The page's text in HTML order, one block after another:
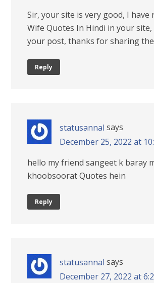
Sir, your site is very good, I have
Wife Quotes In Hindi in your
your post, thanks for sharing
Reply
statusannal says
December 25, 2022 at
hello my friend sangeet k baray
khoobsoorat Quotes hein
Reply
statusannal says
December 27, 2022 at